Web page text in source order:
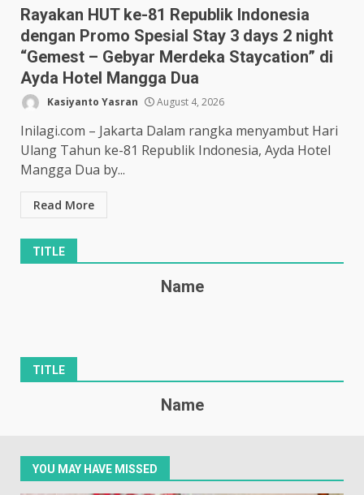
Rayakan HUT ke-81 Republik Indonesia
dengan Promo Spesial Stay 3 days 2 night
“Gemest – Gebyar Merdeka Staycation” di
Ayda Hotel Mangga Dua
Kasiyanto Yasran August 4, 2026
Inilagi.com – Jakarta Dalam rangka menyambut Hari
Ulang Tahun ke-81 Republik Indonesia, Ayda Hotel
Mangga Dua by...
Read More
TITLE
Name
TITLE
Name
YOU MAY HAVE MISSED